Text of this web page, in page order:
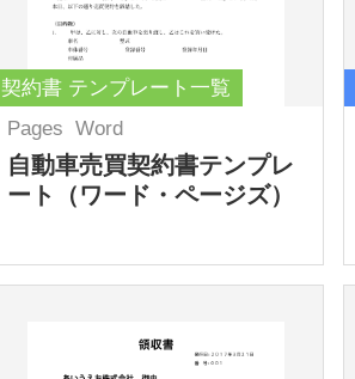
契約書 テンプレート一覧
Pages Word
自動車売買契約書テンプレ
ート（ワード・ページズ）